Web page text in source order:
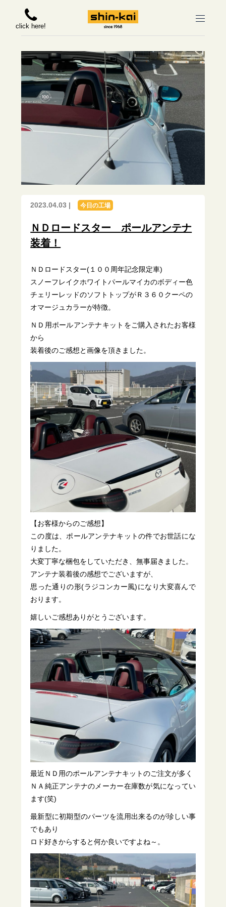
click here!
2023.04.03 | 今日の工場
ＮＤロードスター ポールアンテナ
装着！
ＮＤロードスター(１００周年記念限定車)
スノーフレイクホワイトパールマイカのボディー色
チェリーレッドのソフトトップがＲ３６０クーペの
オマージュカラーが特徴。
ＮＤ用ポールアンテナキットをご購入されたお客様
から
装着後のご感想と画像を頂きました。
【お客様からのご感想】
この度は、ポールアンテナキットの件でお世話にな
りました。
大変丁寧な梱包をしていただき、無事届きました。
アンテナ装着後の感想でございますが、
思った通りの形(ラジコンカー風)になり大変喜んで
おります。
嬉しいご感想ありがとうございます。
最近ＮＤ用のポールアンテナキットのご注文が多く
ＮＡ純正アンテナのメーカー在庫数が気になってい
ます(笑)
最新型に初期型のパーツを流用出来るのが珍しい事
でもあり
ロド好きからすると何か良いですよね～。